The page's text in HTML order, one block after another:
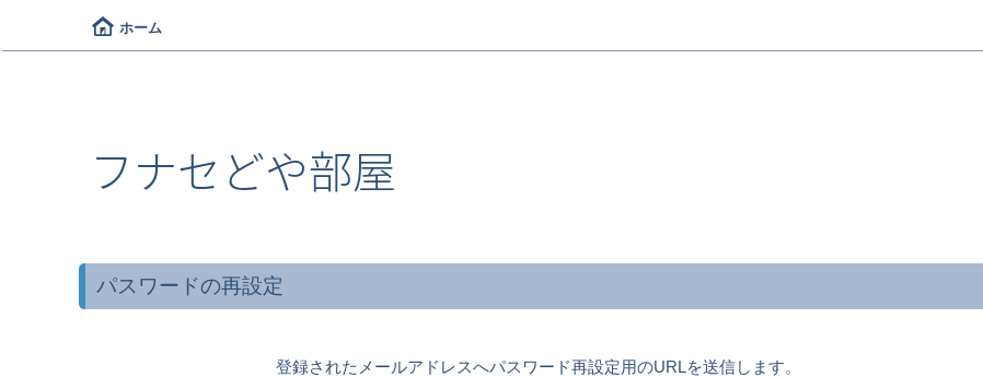
フナセどや部屋
パスワードの再設定
登録されたメールアドレスへパスワード再設定用のURLを送信します。
ホーム